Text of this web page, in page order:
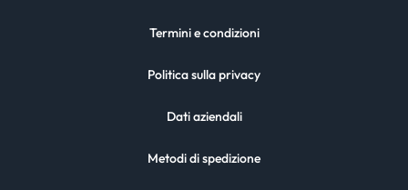
Termini e condizioni
Politica sulla privacy
Dati aziendali
Metodi di spedizione